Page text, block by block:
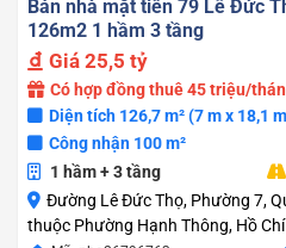
Bán nhà mặt tiền 79 Lê Đức
126m2 1 hầm 3 tầng
Giá 25,5 tỷ
Có hợp đồng thuê 45 triệu/
Diện tích 126,7 m² (7 m x 18,1
Công nhận 100 m²
1 hầm + 3 tầng
Đường Lê Đức Thọ, Phường 7,
thuộc Phường Hạnh Thông, Hồ